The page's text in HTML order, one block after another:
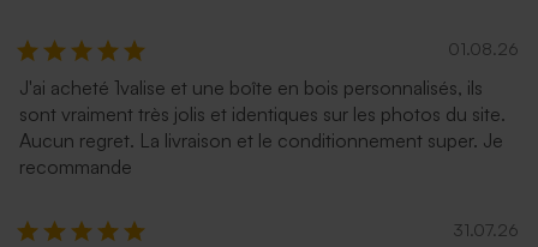
Vase fleurs séchées
transparent à personnaliser
Cloche fleurs séchées et son
message personnalisé
01.08.26
J'ai acheté 1valise et une boîte en bois personnalisés, ils
sont vraiment très jolis et identiques sur les photos du site.
Aucun regret. La livraison et le conditionnement super. Je
recommande
31.07.26